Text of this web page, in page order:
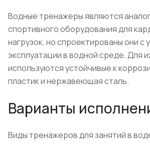
Водные тренажеры являются
спортивного оборудования для
нагрузок, но спроектированы они с
эксплуатации в водной среде. Для
используются устойчивые к
пластик и нержавеющая сталь.
Варианты
Виды тренажеров для занятий в